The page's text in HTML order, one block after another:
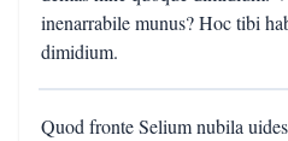
inenarrabile munus? Hoc tibi
dimidium.
Quod fronte Selium nubila